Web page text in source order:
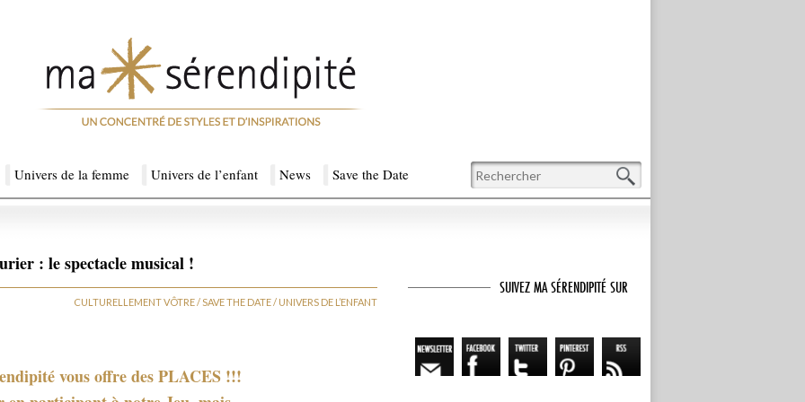
Univers de la femme Univers de l’enfant News Save the Date Recherche
: le spectacle musical !
CULTURELLEMENT VÔTRE/ SAVE THE DATE/ UNIVERS DE L’ENFANT
vous offre des PLACES !!!
SUIVEZ MA SÉRENDIPITÉ SUR